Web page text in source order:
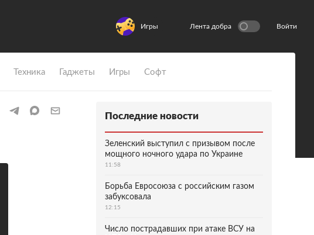
Игры Лента добра Войти
Техника Гаджеты Игры Софт
Последние новости
Зеленский выступил с призывом после
мощного ночного удара по Украине
11:58
Борьба Евросоюза с российским газом
забуксовала
12:15
Число пострадавших при атаке ВСУ на